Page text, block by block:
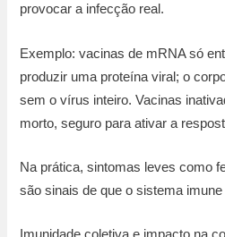
provocar a infecção real.
Exemplo: vacinas de mRNA só
produzir uma proteína viral; o
sem o vírus inteiro. Vacinas
morto, seguro para ativar a
Na prática, sintomas leves como
são sinais de que o sistema